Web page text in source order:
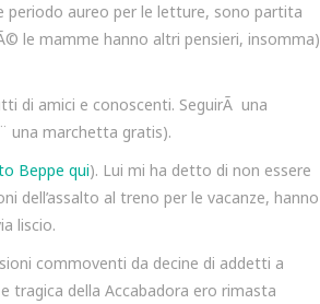
periodo aureo per le letture, sono partita
le mamme hanno altri pensieri, insomma)
di amici e conoscenti. SeguirÃ una
una marchetta gratis).
Beppe qui). Lui mi ha detto di non essere
dell’assalto al treno per le vacanze, hanno
liscio.
commoventi da decine di addetti a
tragica della Accabadora ero rimasta